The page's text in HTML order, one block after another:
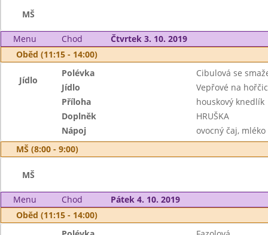
MŠ
Menu Chod
Čtvrtek 3. 10. 2019
Oběd (11:15 - 14:00)
Jídlo
Polévka
Cibulová se
Jídlo
Vepřové na
Příloha
houskový knedlík
Doplněk
HRUŠKA
Nápoj
ovocný čaj, mléko
MŠ (8:00 - 9:00)
MŠ
Menu Chod
Pátek 4. 10. 2019
Oběd (11:15 - 14:00)